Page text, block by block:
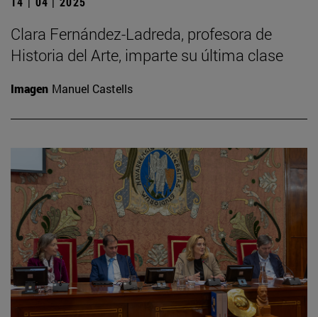
Clara Fernández-Ladreda, profesora de
Historia del Arte, imparte su última clase
Imagen Manuel Castells